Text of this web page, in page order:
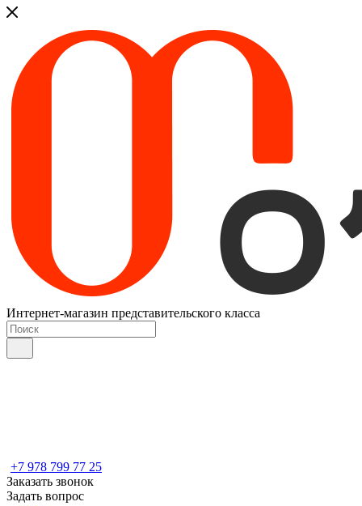
Интернет-магазин представительского класса
+7 978 799 77 25
Заказать звонок
Задать вопрос